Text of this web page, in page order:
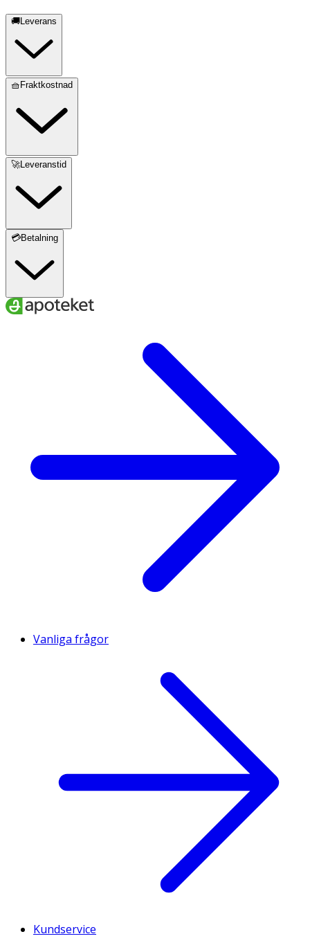
🚚Leverans
🧺Fraktkostnad
🚀Leveranstid
💳Betalning
Vanliga frågor
Kundservice